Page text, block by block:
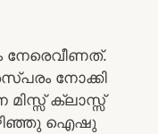
നേരെവീണത്.
നോക്കി
ക്ലാസ്സ്‌
ഐഷു